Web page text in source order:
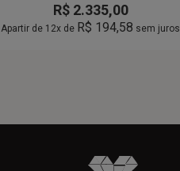
R$2.335,00
Apartir de 12x de R$ 194,58 sem juros